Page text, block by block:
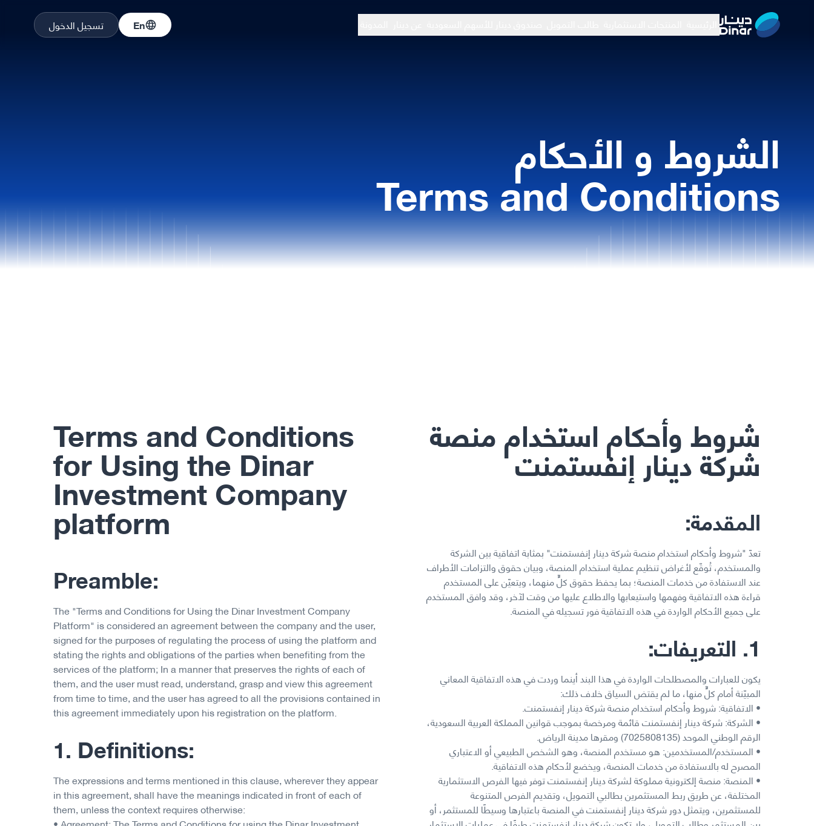
En تسجيل الدخول
الشروط و الأحكام
Terms and Conditions
شروط وأحكام استخدام منصة
شركة دينار إنفستمنت
المقدمة:
تعدّ "شروط وأحكام استخدام منصة شركة دينار إنفستمنت" بمثابة اتفاقية بين الشركة
والمستخدم، تُوقّع لأغراض تنظيم عملية استخدام المنصة، وبيان حقوق والتزامات الأطراف
عند الاستفادة من خدمات المنصة؛ بما يحفظ حقوق كلٍّ منهما، ويتعيّن على المستخدم
قراءة هذه الاتفاقية وفهمها واستيعابها والاطلاع عليها من وقت لآخر، وقد وافق المستخدم
على جميع الأحكام الواردة في هذه الاتفاقية فور تسجيله في المنصة.
1. التعريفات:
يكون للعبارات والمصطلحات الواردة في هذا البند أينما وردت في هذه الاتفاقية المعاني
المبيّنة أمام كلٍّ منها، ما لم يقتض السياق خلاف ذلك:
• الاتفاقية: شروط وأحكام استخدام منصة شركة دينار إنفستمنت.
• الشركة: شركة دينار إنفستمنت قائمة ومرخصة بموجب قوانين المملكة العربية السعودية،
الرقم الوطني الموحد (7025808135) ومقرها مدينة الرياض.
• المستخدم/المستخدمين: هو مستخدم المنصة، وهو الشخص الطبيعي أو الاعتباري
المصرح له بالاستفادة من خدمات المنصة، ويخضع لأحكام هذه الاتفاقية.
• المنصة: منصة إلكترونية مملوكة لشركة دينار إنفستمنت توفر فيها الفرص الاستثمارية
المختلفة، عن طريق ربط المستثمرين بطالبي التمويل، وتقديم الفرص المتنوعة
للمستثمرين، ويتمثل دور شركة دينار إنفستمنت في المنصة باعتبارها وسيطًا للمستثمر، أو
Terms and Conditions
for Using the Dinar
Investment Company
platform
Preamble:
The "Terms and Conditions for Using the Dinar Investment Company
Platform" is considered an agreement between the company and the user,
signed for the purposes of regulating the process of using the platform and
stating the rights and obligations of the parties when benefiting from the
services of the platform; In a manner that preserves the rights of each of
them, and the user must read, understand, grasp and view this agreement
from time to time, and the user has agreed to all the provisions contained in
this agreement immediately upon his registration on the platform.
1. Definitions:
The expressions and terms mentioned in this clause, wherever they appear
in this agreement, shall have the meanings indicated in front of each of
them, unless the context requires otherwise: